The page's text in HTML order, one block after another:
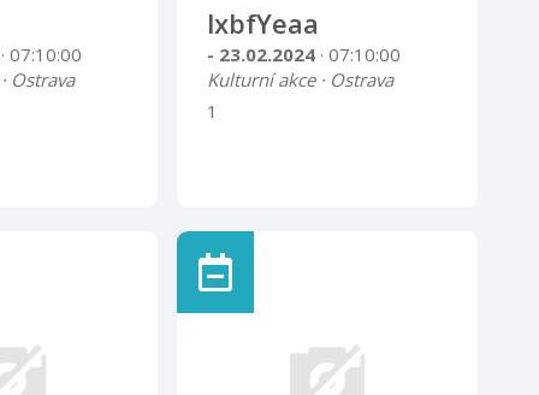
· 07:10:00
Ostrava
lxbfYeaa
- 23.02.2024 · 07:10:00
Kulturní akce · Ostrava
1